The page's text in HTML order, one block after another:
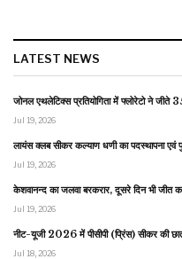
LATEST NEWS
जोनल एथलेटिक्स प्रतियोगिता में फ्लोरेटो ने जीते
Jul 19, 2026
लायंस क्लब सीकर कल्याण धणी का पदस्थापना एवं
Jul 19, 2026
केशवानन्द का जलवा बरकरार, दूसरे दिन भी जीत
Jul 19, 2026
नीट-यूजी 2026 में पीसीपी (प्रिंस) सीकर की
Jul 18, 2026